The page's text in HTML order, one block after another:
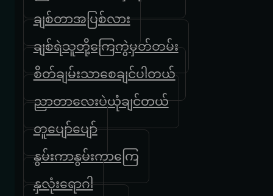
ချစ်တာအပြစ်လား
ချစ်ရဲသူတို့ကြေကွဲမှတ်တမ်း
စိတ်ချမ်းသာစေချင်ပါတယ်
ညာတာလေးပဲယုံချင်တယ်
တူပျော်ပျော်
နွမ်းကာနွမ်းကာကြေ
နှလုံးရောဂါ